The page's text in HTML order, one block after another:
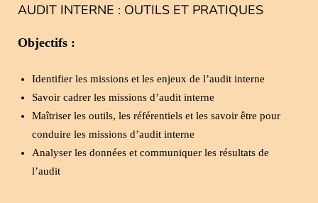
AUDIT INTERNE : OUTILS ET PRATIQUES
Objectifs :
Identifier les missions et les enjeux de l’audit interne
Savoir cadrer les missions d’audit interne
Maîtriser les outils, les référentiels et les savoir être pour
conduire les missions d’audit interne
Analyser les données et communiquer les résultats de
l’audit